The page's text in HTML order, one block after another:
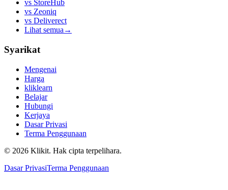
vs StoreHub
vs Zeoniq
vs Deliverect
Lihat semua →
Syarikat
Mengenai
Harga
kliklearn
Belajar
Hubungi
Kerjaya
Dasar Privasi
Terma Penggunaan
© 2026 Klikit. Hak cipta terpelihara.
Dasar PrivasiTerma Penggunaan